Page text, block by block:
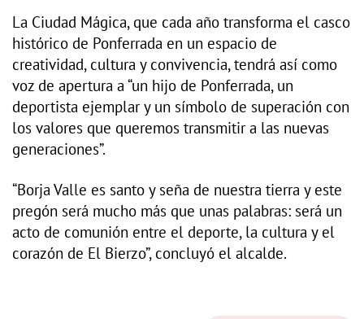
La Ciudad Mágica, que cada año transforma el casco
histórico de Ponferrada en un espacio de
creatividad, cultura y convivencia, tendrá así como
voz de apertura a “un hijo de Ponferrada, un
deportista ejemplar y un símbolo de superación con
los valores que queremos transmitir a las nuevas
generaciones”.
“Borja Valle es santo y seña de nuestra tierra y este
pregón será mucho más que unas palabras: será un
acto de comunión entre el deporte, la cultura y el
corazón de El Bierzo”, concluyó el alcalde.